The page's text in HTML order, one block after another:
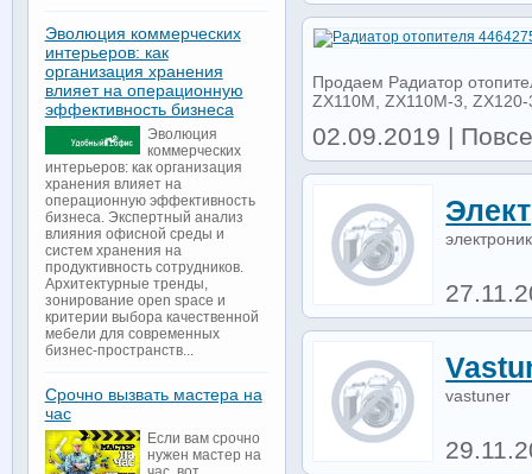
Продаем Радиатор
ZX110M, ZX110M-3,
02.09.2019 |
vastuner
Эволюция коммерческих
интерьеров: как
организация хранения
влияет на операционную
эффективность бизнеса
Эволюция
коммерческих
интерьеров: как организация
хранения влияет на
операционную эффективность
бизнеса. Экспертный анализ
влияния офисной среды и
систем хранения на
продуктивность сотрудников.
Архитектурные тренды,
зонирование open space и
критерии выбора качественной
мебели для современных
бизнес-пространств...
Срочно вызвать мастера на
час
Если вам срочно
нужен мастер на